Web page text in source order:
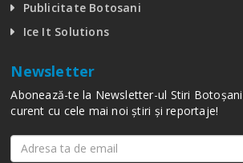
Publicitate Botosani
Ice It Solutions
Newsletter
Abonează-te la Newsletter-ul Stiri
curent cu cele mai noi știri și reportaje!